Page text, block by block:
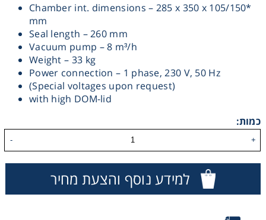
Chamber int. dimensions – 285 x 350 x 105/150*
mm
Seal length – 260 mm
Vacuum pump – 8 m³/h
Weight – 33 kg
Power connection – 1 phase, 230 V, 50 Hz
(Special voltages upon request)
with high DOM-lid
כמות:
+
-
למידע נוסף והצעת מחיר
Shaking & Stirring
Thermometry
Lab Essentials